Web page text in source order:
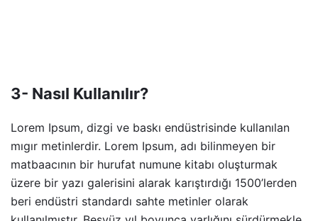
3- Nasıl Kullanılır?
Lorem Ipsum, dizgi ve baskı endüstrisinde kullanılan
mıgır metinlerdir. Lorem Ipsum, adı bilinmeyen bir
matbaacının bir hurufat numune kitabı oluşturmak
üzere bir yazı galerisini alarak karıştırdığı 1500’lerden
beri endüstri standardı sahte metinler olarak